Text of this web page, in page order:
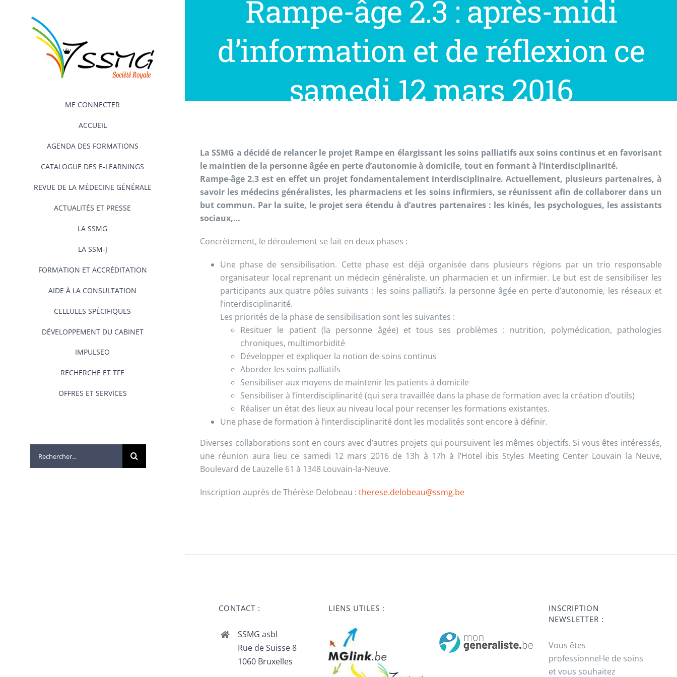
ME CONNECTER
ACCUEIL
AGENDA DES FORMATIONS
CATALOGUE DES E-LEARNINGS
REVUE DE LA MÉDECINE GÉNÉRALE
ACTUALITÉS ET PRESSE
LA SSMG
LA SSM-J
FORMATION ET ACCRÉDITATION
AIDE À LA CONSULTATION
CELLULES SPÉCIFIQUES
DÉVELOPPEMENT DU CABINET
IMPULSEO
RECHERCHE ET TFE
OFFRES ET SERVICES
Rampe-âge 2.3 : après-midi
d’information et de réflexion ce
samedi 12 mars 2016
La SSMG a décidé de relancer le projet Rampe en élargissant les soins palliatifs aux soins continuset en favorisant
le maintien de la personne âgée en perte d’autonomie à domicile, tout en formant à l’interdisciplinarité.
Rampe-âge 2.3 est en effet un projet fondamentalement interdisciplinaire. Actuellement, plusieurs partenaires, à
savoir les médecins généralistes, les pharmaciens et les soins infirmiers, se réunissent afin de collaborer dans un
but commun. Par la suite, le projet sera étendu à d’autres partenaires : les kinés, les psychologues, les assistants
sociaux,…
Concrètement, le déroulement se fait en deux phases :
Une phase de sensibilisation. Cette phase est déjà organisée dans plusieurs régions par un trio responsable
organisateur local reprenant un médecin généraliste, un pharmacien et un infirmier. Le but est de sensibiliser les
participants aux quatre pôles suivants : les soins palliatifs, la personne âgée en perte d’autonomie, les réseaux et
l’interdisciplinarité.
Les priorités de la phase de sensibilisation sont les suivantes :
Resituer le patient (la personne âgée) et tous ses problèmes : nutrition, polymédication, pathologies
chroniques, multimorbidité
Développer et expliquer la notion de soins continus
Aborder les soins palliatifs
Sensibiliser aux moyens de maintenir les patients à domicile
Sensibiliser à l’interdisciplinarité (qui sera travaillée dans la phase de formation avec la création d’outils)
Réaliser un état des lieux au niveau local pour recenser les formations existantes.
Une phase de formation à l’interdisciplinarité dont les modalités sont encore à définir.
Diverses collaborations sont en cours avec d’autres projets qui poursuivent les mêmes objectifs. Si vous êtes intéressés,
une réunion aura lieu ce samedi 12 mars 2016 de 13h à 17h à l’Hotel ibis Styles Meeting Center Louvain la Neuve,
Boulevard de Lauzelle 61 à 1348 Louvain-la-Neuve.
Inscription auprès de Thérèse Delobeau : therese.delobeau@ssmg.be
CONTACT :
SSMG asbl
Rue de Suisse 8
1060 Bruxelles
LIENS UTILES :
INSCRIPTION
NEWSLETTER :
Vous êtes
professionnel·le de soins
et vous souhaitez